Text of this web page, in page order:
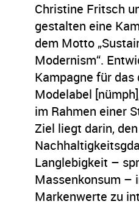
Christine Fritsch
gestalten eine
dem Motto
Modernism“.
Kampagne für das
Modelabel
im Rahmen einer
Ziel liegt darin, den
Langlebigkeit –
Massenkonsum –
Markenwerte zu